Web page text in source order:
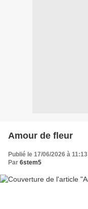
Amour de fleur
Publié le 17/06/2026 à 11:13
Par 6stem5